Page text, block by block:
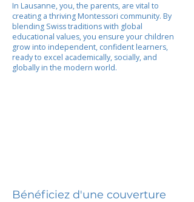
In Lausanne, you, the parents, are vital to
creating a thriving Montessori community. By
blending Swiss traditions with global
educational values, you ensure your children
grow into independent, confident learners,
ready to excel academically, socially, and
globally in the modern world.
Bénéficiez d'une couverture